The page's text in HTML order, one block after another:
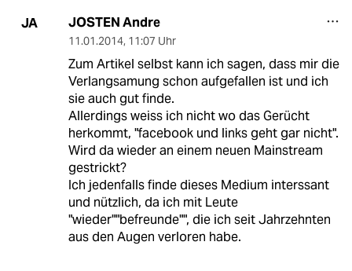
JA JOSTEN Andre
11.01.2014, 11:07 Uhr
Zum Artikel selbst kann ich sagen, dass mir die
Verlangsamung schon aufgefallen ist und ich
sie auch gut finde.
Allerdings weiss ich nicht wo das Gerücht
herkommt, "facebook und links geht gar nicht".
Wird da wieder an einem neuen Mainstream
gestrickt?
Ich jedenfalls finde dieses Medium interssant
und nützlich, da ich mit Leute
"wieder""befreunde"", die ich seit Jahrzehnten
aus den Augen verloren habe.